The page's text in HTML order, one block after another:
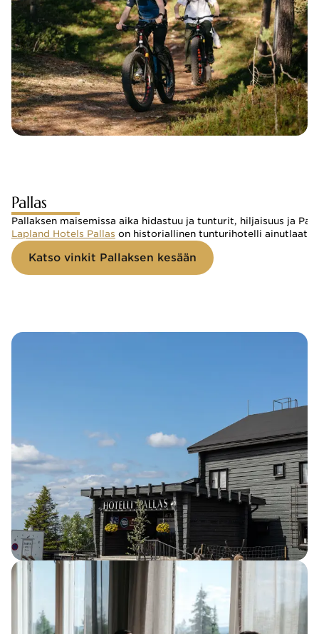
Pallas
Pallaksen maisemissa aika hidastuu ja tunturit, hiljaisuus ja
Lapland Hotels Pallas on historiallinen tunturihotelli
Katso vinkit Pallaksen kesään